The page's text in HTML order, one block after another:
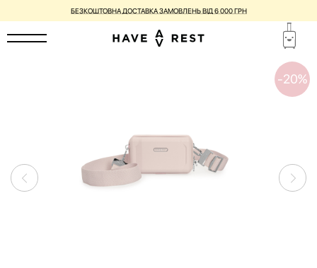
БЕЗКОШТОВНА ДОСТАВКА ЗАМОВЛЕНЬ ВІД 6 000 ГРН
-20%